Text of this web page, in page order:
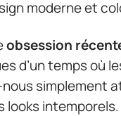
moderne et
obsession
d’un temps où
simplement
looks intemporels.